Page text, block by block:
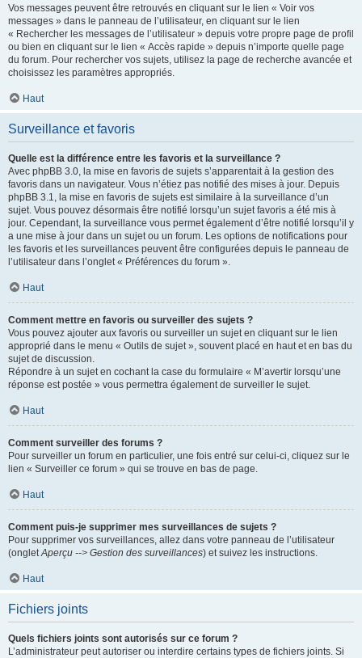
Vos messages peuvent être retrouvés en cliquant sur le lien « Voir vos
messages » dans le panneau de l’utilisateur, en cliquant sur le lien
« Rechercher les messages de l’utilisateur » depuis votre propre page de profil
ou bien en cliquant sur le lien « Accès rapide » depuis n’importe quelle page
du forum. Pour rechercher vos sujets, utilisez la page de recherche avancée et
choisissez les paramètres appropriés.
Haut
Surveillance et favoris
Quelle est la différence entre les favoris et la surveillance ?
Avec phpBB 3.0, la mise en favoris de sujets s’apparentait à la gestion des
favoris dans un navigateur. Vous n’étiez pas notifié des mises à jour. Depuis
phpBB 3.1, la mise en favoris de sujets est similaire à la surveillance d’un
sujet. Vous pouvez désormais être notifié lorsqu’un sujet favoris a été mis à
jour. Cependant, la surveillance vous permet également d’être notifié lorsqu’il y
a une mise à jour dans un sujet ou un forum. Les options de notifications pour
les favoris et les surveillances peuvent être configurées depuis le panneau de
l’utilisateur dans l’onglet « Préférences du forum ».
Haut
Comment mettre en favoris ou surveiller des sujets ?
Vous pouvez ajouter aux favoris ou surveiller un sujet en cliquant sur le lien
approprié dans le menu « Outils de sujet », souvent placé en haut et en bas du
sujet de discussion.
Répondre à un sujet en cochant la case du formulaire « M’avertir lorsqu’une
réponse est postée » vous permettra également de surveiller le sujet.
Haut
Comment surveiller des forums ?
Pour surveiller un forum en particulier, une fois entré sur celui-ci, cliquez sur le
lien « Surveiller ce forum » qui se trouve en bas de page.
Haut
Comment puis-je supprimer mes surveillances de sujets ?
Pour supprimer vos surveillances, allez dans votre panneau de l’utilisateur
(ongletAperçu --> Gestion des surveillances) et suivez les instructions.
Haut
Fichiers joints
Quels fichiers joints sont autorisés sur ce forum ?
L’administrateur peut autoriser ou interdire certains types de fichiers joints. Si